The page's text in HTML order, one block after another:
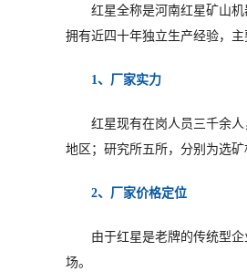
红星全称是河南红星矿山
拥有近四十年独立生产经验，
1、厂家实力
红星现有在岗人员三千余
地区；研究所五所，分别为选
2、厂家价格定位
由于红星是老牌的传统型
场。